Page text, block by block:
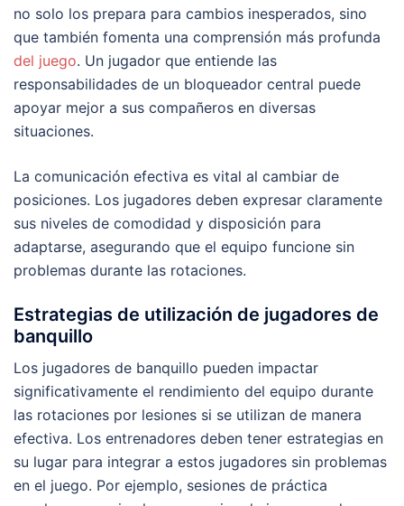
no solo los prepara para cambios inesperados, sino
que también fomenta una comprensión más profunda
del juego. Un jugador que entiende las
responsabilidades de un bloqueador central puede
apoyar mejor a sus compañeros en diversas
situaciones.
La comunicación efectiva es vital al cambiar de
posiciones. Los jugadores deben expresar claramente
sus niveles de comodidad y disposición para
adaptarse, asegurando que el equipo funcione sin
problemas durante las rotaciones.
Estrategias de utilización de jugadores de
banquillo
Los jugadores de banquillo pueden impactar
significativamente el rendimiento del equipo durante
las rotaciones por lesiones si se utilizan de manera
efectiva. Los entrenadores deben tener estrategias en
su lugar para integrar a estos jugadores sin problemas
en el juego. Por ejemplo, sesiones de práctica